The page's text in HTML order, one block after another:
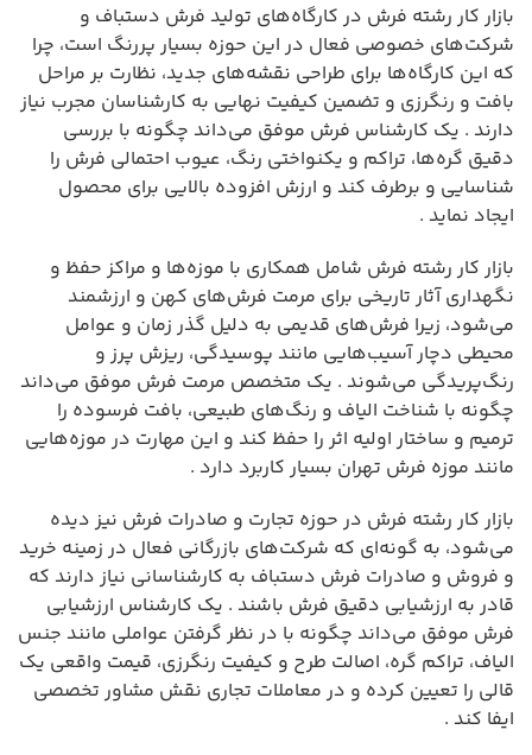
بازار کار رشته فرش در کارگاه‌های تولید فرش دستباف و
شرکت‌های خصوصی فعال در این حوزه بسیار پررنگ است، چرا
که این کارگاه‌ها برای طراحی نقشه‌های جدید، نظارت بر مراحل
بافت و رنگرزی و تضمین کیفیت نهایی به کارشناسان مجرب نیاز
دارند . یک کارشناس فرش موفق می‌داند چگونه با بررسی
دقیق گره‌ها، تراکم و یکنواختی رنگ، عیوب احتمالی فرش را
شناسایی و برطرف کند و ارزش افزوده بالایی برای محصول
ایجاد نماید .
بازار کار رشته فرش شامل همکاری با موزه‌ها و مراکز حفظ و
نگهداری آثار تاریخی برای مرمت فرش‌های کهن و ارزشمند
می‌شود، زیرا فرش‌های قدیمی به دلیل گذر زمان و عوامل
محیطی دچار آسیب‌هایی مانند پوسیدگی، ریزش پرز و
رنگ‌پریدگی می‌شوند . یک متخصص مرمت فرش موفق می‌داند
چگونه با شناخت الیاف و رنگ‌های طبیعی، بافت فرسوده را
ترمیم و ساختار اولیه اثر را حفظ کند و این مهارت در موزه‌هایی
مانند موزه فرش تهران بسیار کاربرد دارد .
بازار کار رشته فرش در حوزه تجارت و صادرات فرش نیز دیده
می‌شود، به گونه‌ای که شرکت‌های بازرگانی فعال در زمینه خرید
و فروش و صادرات فرش دستباف به کارشناسانی نیاز دارند که
قادر به ارزشیابی دقیق فرش باشند . یک کارشناس ارزشیابی
فرش موفق می‌داند چگونه با در نظر گرفتن عواملی مانند جنس
الیاف، تراکم گره، اصالت طرح و کیفیت رنگرزی، قیمت واقعی یک
قالی را تعیین کرده و در معاملات تجاری نقش مشاور تخصصی
ایفا کند .